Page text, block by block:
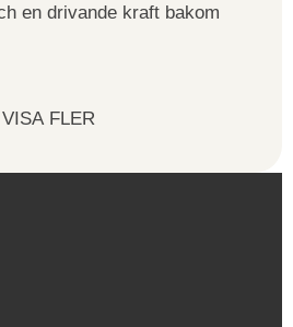
en drivande kraft bakom
VISA FLER